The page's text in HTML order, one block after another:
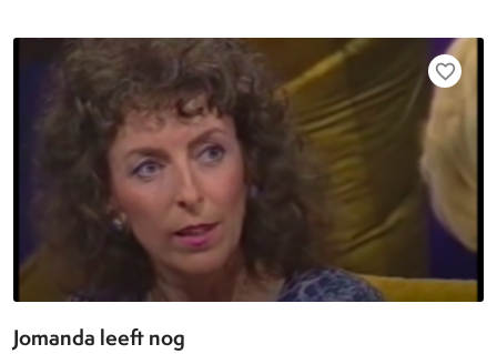
favorite_border
Jomanda leeft nog